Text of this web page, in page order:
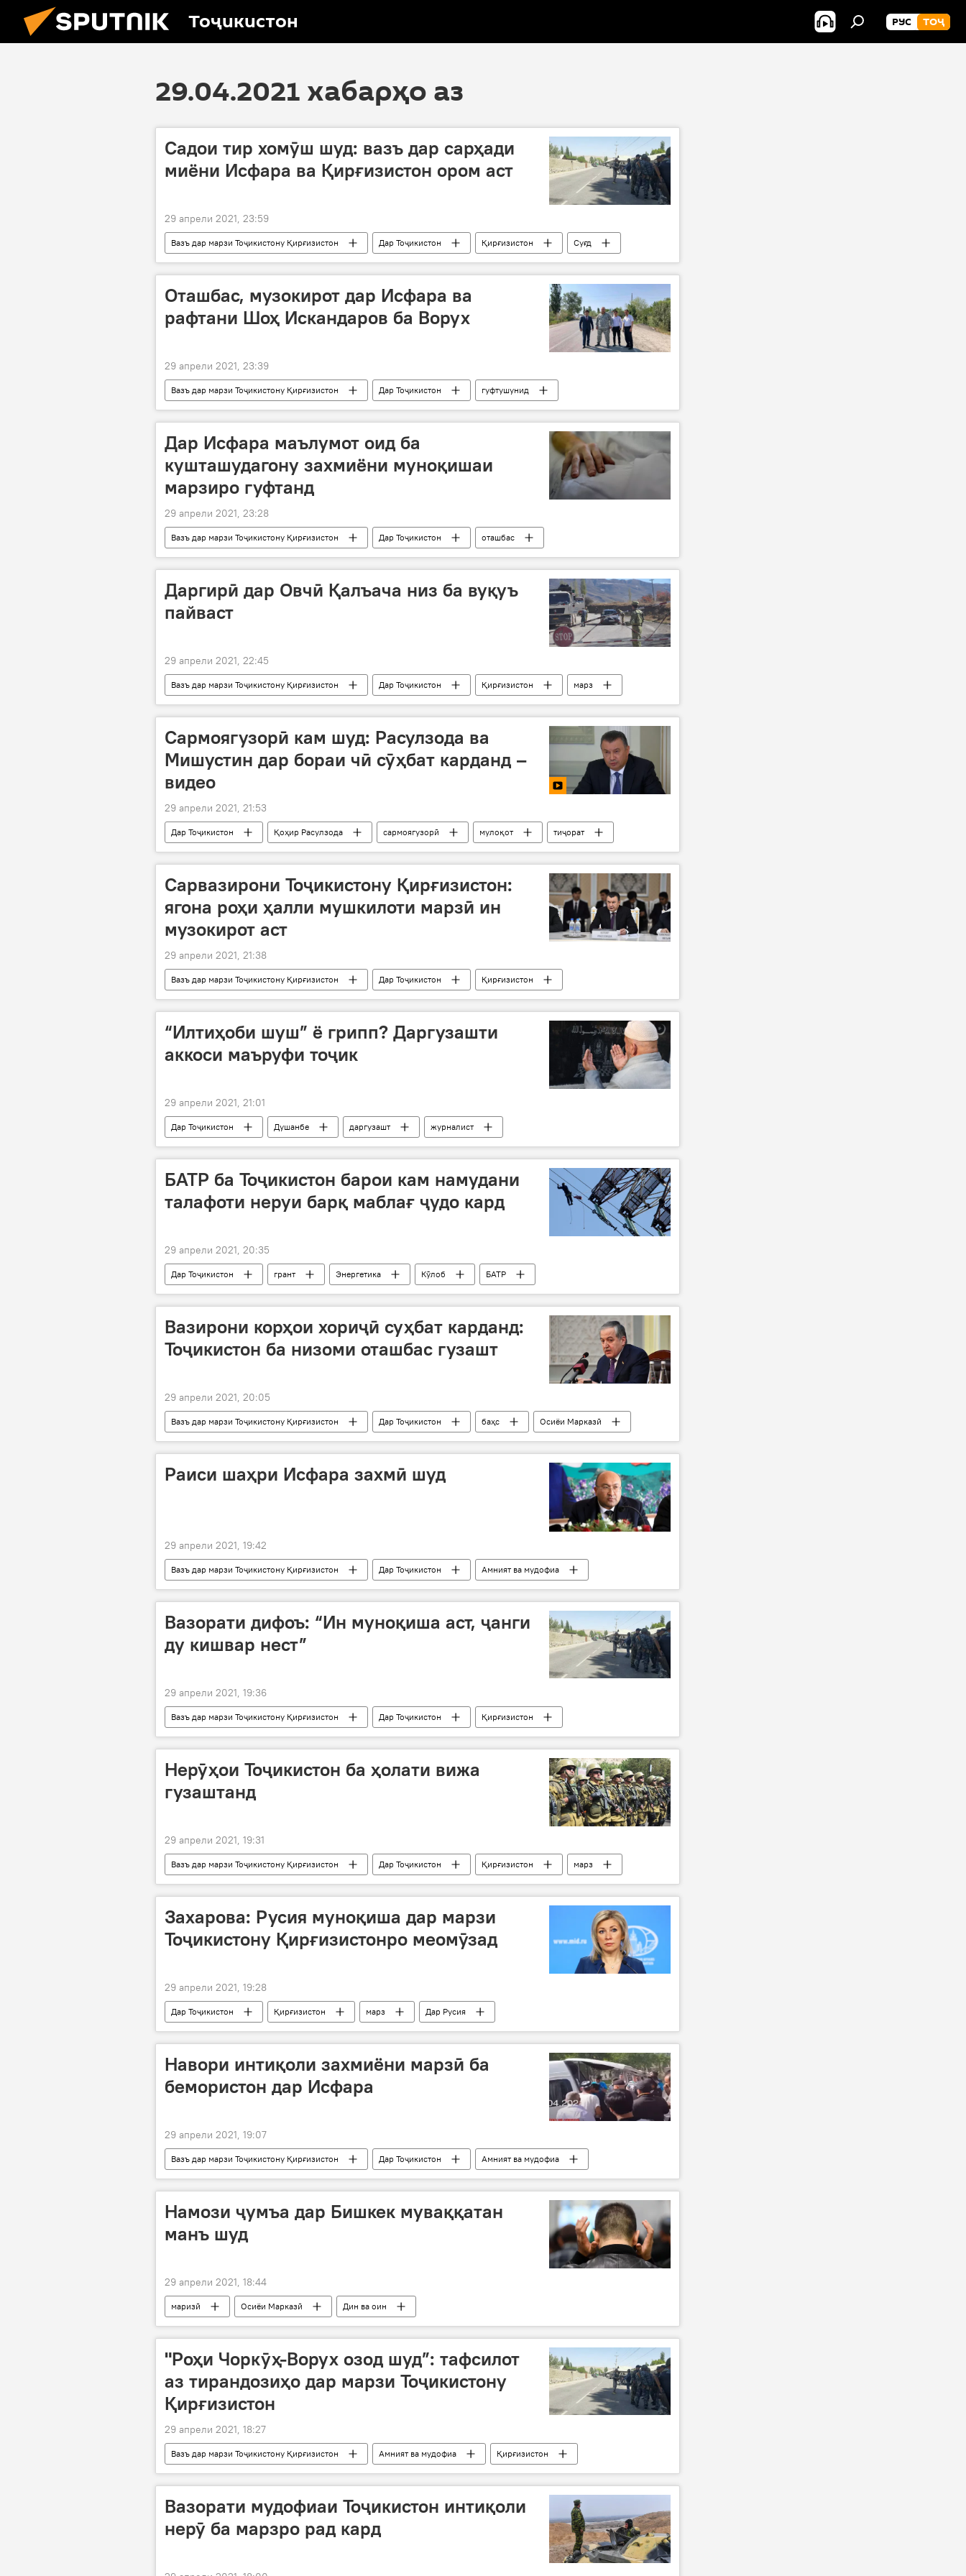
Тоҷикистон РУС ТОҶ
29.04.2021 хабарҳо аз
Садои тир хомӯш шуд: вазъ дар сарҳади
миёни Исфара ва Қирғизистон ором аст
29 апрели 2021, 23:59
Вазъ дар марзи Тоҷикистону Қирғизистон Дар Тоҷикистон Қирғизистон
Суғд
вазъ
тир Ором
Оташбас, музокирот дар Исфара ва
рафтани Шоҳ Искандаров ба Ворух
29 апрели 2021, 23:39
Вазъ дар марзи Тоҷикистону Қирғизистон Дар Тоҷикистон
гуфтушунид
марзи Тоҷикистону Қирғизистон
муноқишаи марзӣ
Дар Исфара маълумот оид ба
кушташудагону захмиёни муноқишаи
марзиро гуфтанд
29 апрели 2021, 23:28
Вазъ дар марзи Тоҷикистону Қирғизистон Дар Тоҷикистон
оташбас
Қирғизистон
Исфара марз муноқишаи марзӣ
Даргирӣ дар Овчӣ Қалъача низ ба вуқуъ
пайваст
29 апрели 2021, 22:45
Вазъ дар марзи Тоҷикистону Қирғизистон Дар Тоҷикистон Қирғизистон
марз
муноқишаи марзӣ
Сармоягузорӣ кам шуд: Расулзода ва
Мишустин дар бораи чӣ сӯҳбат карданд –
видео
29 апрели 2021, 21:53
Дар Тоҷикистон Қоҳир Расулзода сармоягузорӣ мулоқот
тиҷорат
ҳамкор
Дар Русия
Сарвазирони Тоҷикистону Қирғизистон:
ягона роҳи ҳалли мушкилоти марзӣ ин
музокирот аст
29 апрели 2021, 21:38
Вазъ дар марзи Тоҷикистону Қирғизистон Дар Тоҷикистон
Қирғизистон
Қоҳир Расулзода
сарвазир музокирот
“Илтиҳоби шуш” ё грипп? Даргузашти
аккоси маъруфи тоҷик
29 апрели 2021, 21:01
Дар Тоҷикистон Душанбе даргузашт журналист
БАТР ба Тоҷикистон барои кам намудани
талафоти неруи барқ маблағ ҷудо кард
29 апрели 2021, 20:35
Дар Тоҷикистон грант Энергетика Кӯлоб БАТР
Вазирони корҳои хориҷӣ суҳбат карданд:
Тоҷикистон ба низоми оташбас гузашт
29 апрели 2021, 20:05
Вазъ дар марзи Тоҷикистону Қирғизистон Дар Тоҷикистон баҳс
Осиёи Марказӣ
марз
Раиси шаҳри Исфара захмӣ шуд
29 апрели 2021, 19:42
Вазъ дар марзи Тоҷикистону Қирғизистон Дар Тоҷикистон
Амният ва мудофиа
марз
дифоъ
Вазорати дифоъ: “Ин муноқиша аст, ҷанги
ду кишвар нест”
29 апрели 2021, 19:36
Вазъ дар марзи Тоҷикистону Қирғизистон Дар Тоҷикистон Қирғизистон
Нерӯҳои Тоҷикистон ба ҳолати вижа
гузаштанд
29 апрели 2021, 19:31
Вазъ дар марзи Тоҷикистону Қирғизистон Дар Тоҷикистон Қирғизистон
марз
муноқиша
артиш нерӯҳо
Захарова: Русия муноқиша дар марзи
Тоҷикистону Қирғизистонро меомӯзад
29 апрели 2021, 19:28
Дар Тоҷикистон Қирғизистон марз
Дар Русия
Вазъ дар марзи Тоҷикистону Қирғизистон
Сиёсат
Навори интиқоли захмиёни марзӣ ба
бемористон дар Исфара
29 апрели 2021, 19:07
Вазъ дар марзи Тоҷикистону Қирғизистон Дар Тоҷикистон
Амният ва мудофиа
марз
Намози ҷумъа дар Бишкек муваққатан
манъ шуд
29 апрели 2021, 18:44
маризӣ Осиёи Марказӣ
Дин ва оин
Коронавирус дар Русия ва ҷаҳон: охирин хабару гузоришҳо
"Роҳи Чоркӯҳ-Ворух озод шуд”: тафсилот
аз тирандозиҳо дар марзи Тоҷикистону
Қирғизистон
29 апрели 2021, 18:27
Вазъ дар марзи Тоҷикистону Қирғизистон Амният ва мудофиа
Қирғизистон
Осиёи Марказӣ
марз
Вазорати мудофиаи Тоҷикистон интиқоли
нерӯ ба марзро рад кард